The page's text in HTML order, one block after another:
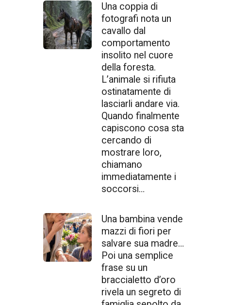
Una coppia di
fotografi nota un
cavallo dal
comportamento
insolito nel cuore
della foresta.
L’animale si rifiuta
ostinatamente di
lasciarli andare via.
Quando finalmente
capiscono cosa sta
cercando di
mostrare loro,
chiamano
immediatamente i
soccorsi…
Una bambina vende
mazzi di fiori per
salvare sua madre…
Poi una semplice
frase su un
braccialetto d’oro
rivela un segreto di